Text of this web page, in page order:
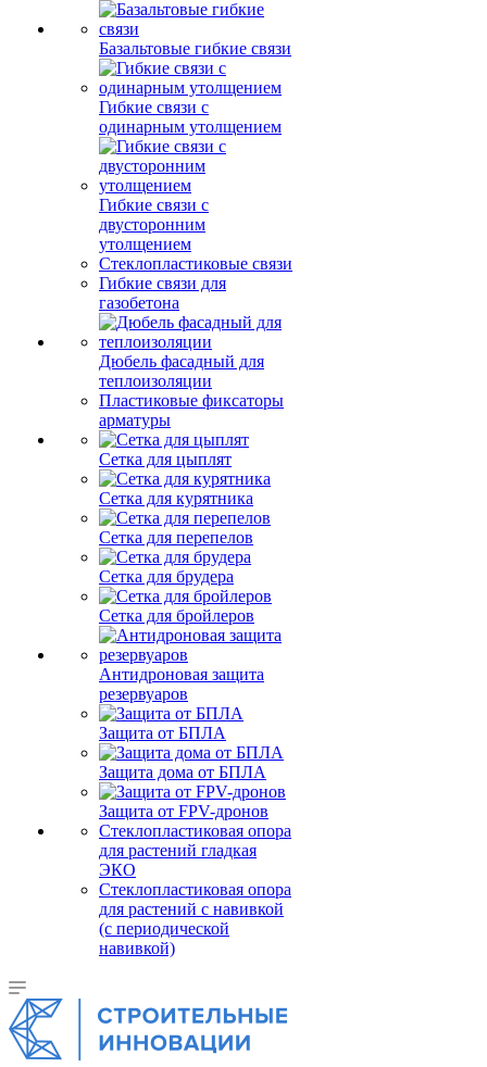
Базальтовые гибкие связи
Гибкие связи с
одинарным утолщением
Гибкие связи с
двусторонним
утолщением
Стеклопластиковые связи
Гибкие связи для
газобетона
Дюбель фасадный для
теплоизоляции
Пластиковые фиксаторы
арматуры
Сетка для цыплят
Сетка для курятника
Сетка для перепелов
Сетка для брудера
Сетка для бройлеров
Антидроновая защита
резервуаров
Защита от БПЛА
Защита дома от БПЛА
Защита от FPV-дронов
Стеклопластиковая опора
для растений гладкая
ЭКО
Стеклопластиковая опора
для растений с навивкой
(с периодической
навивкой)